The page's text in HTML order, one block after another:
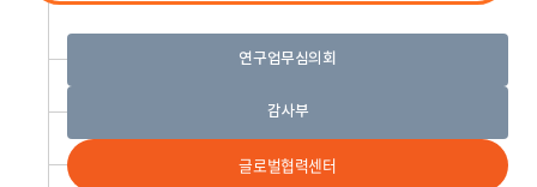
연구업무심의회
감사부
글로벌협력센터